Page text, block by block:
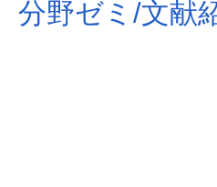
分野ゼミ/文献